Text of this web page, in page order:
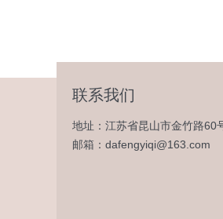
联系我们
地址：江苏省昆山市金竹路60
邮箱：dafengyiqi@163.com